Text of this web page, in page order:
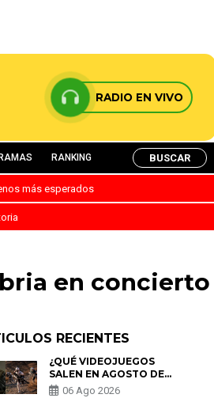
RADIO EN VIVO
RANKING BUSCAR
más esperados
en concierto
RECIENTES
¿QUÉ VIDEOJUEGOS
SALEN EN AGOSTO DE
2026? ESTOS SON LOS
ESTRENOS MÁS
06 Ago 2026